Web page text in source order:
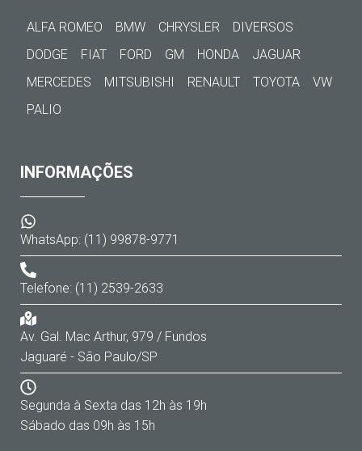
ALFA ROMEO BMW CHRYSLER
DIVERSOS
DODGE
FIAT FORD GM HONDA
JAGUAR
MERCEDES
MITSUBISHI RENAULT TOYOTA
VW
PALIO
INFORMAÇÕES
WhatsApp: (11) 99878-9771
Telefone: (11) 2539-2633
Av. Gal. Mac Arthur, 979 / Fundos
Jaguaré - São Paulo/SP
Segunda à Sexta das 12h às 19h
Sábado das 09h às 15h